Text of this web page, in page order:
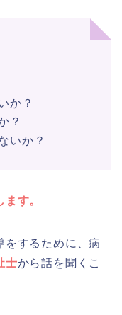
か？
？
いか？
す。
をするために、病
士から話を聞くこ